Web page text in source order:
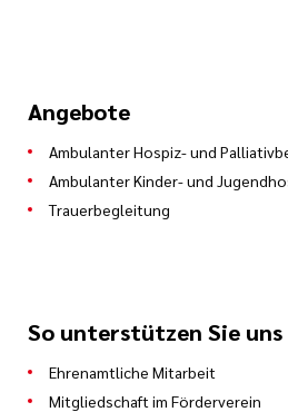
Angebote
Ambulanter Hospiz- und
Ambulanter Kinder- und
Trauerbegleitung
So unterstützen Sie uns
Ehrenamtliche Mitarbeit
Mitgliedschaft im Förderverein